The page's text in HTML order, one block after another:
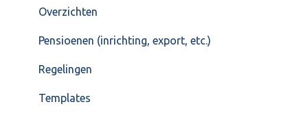
Overzichten
Pensioenen (inrichting, export, etc.)
Regelingen
Templates